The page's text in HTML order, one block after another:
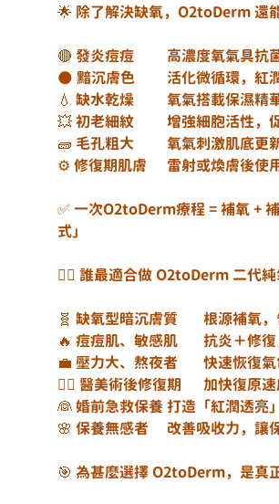
🌟 除了解決缺氧，O2toDerm 還
🔴 發炎痘痘	高濃度
🌑 黯沉膚色	活化微循
💧 缺水乾燥	氧氣搭
💥 初老細紋	增強細胞
🧱 毛孔粗大	氧氣刺
⚙️ 修復期肌膚	雷射或
✅ 一次O2toDerm療程 = 補氧 +
式」
👩‍⚕️ 誰最適合做 O2toDerm 二代純
🧬 缺氧型暗沉膚質
🔥 痘痘肌、敏感肌
💼 壓力大、熬夜
🧖‍♀️ 醫美術後修復
👰 婚前急救保養	打造「
🌸 保養無感者	改善吸
🎯 為甚麼選擇 O2toDerm，是真